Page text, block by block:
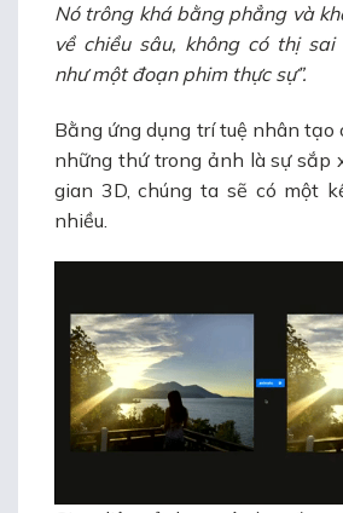
Nó trông khá bằng phẳng và
về chiều sâu, không có thị
như một đoạn phim thực sự”.
Bằng ứng dụng trí tuệ nhân tạo
những thứ trong ảnh là sự sắp
gian 3D, chúng ta sẽ có một
nhiều.